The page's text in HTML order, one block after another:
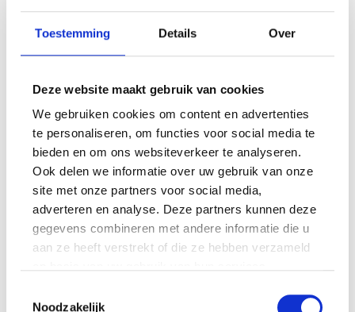
Toestemming Details Over
Deze website maakt gebruik van cookies
We gebruiken cookies om content en advertenties
te personaliseren, om functies voor social media te
bieden en om ons websiteverkeer te analyseren.
Ook delen we informatie over uw gebruik van onze
site met onze partners voor social media,
adverteren en analyse. Deze partners kunnen deze
gegevens combineren met andere informatie die u
aan ze heeft verstrekt of die ze hebben verzameld
Noodzakelijk
MAMA THIRZA VLOG: HET IS
MAMA THIRZA VLOG: OP
VAKANTIE & TWEE ZIEKE
KINDEREN
MAMA CARMEN VLOG:
SCHOLEN ZIJN WEER
BEGONNEN & TANDEN BLEKEN